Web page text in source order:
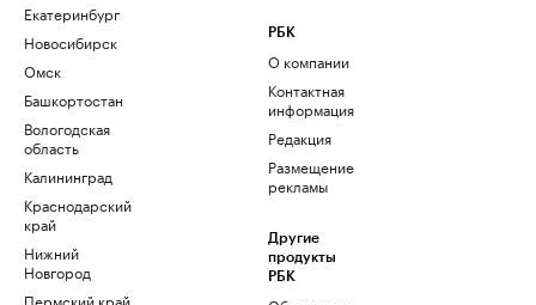
Екатеринбург
Новосибирск
Омск
Башкортостан
Вологодская
область
Калининград
Краснодарский
край
Нижний
Новгород
Пермский край
РБК
О компании
Контактная
информация
Редакция
Размещение
рекламы
Другие
продукты
РБК